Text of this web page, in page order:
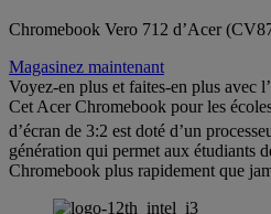
Chromebook Vero 712 d’Acer
Magasinez maintenant
Voyez-en plus et faites-en plus avec
Cet Acer Chromebook pour les
d’écran de 3:2 est doté d’un
génération qui permet aux étudiants
Chromebook plus rapidement que